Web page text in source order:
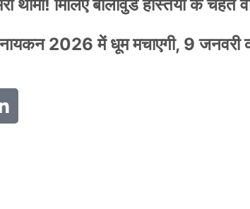
थामा! मिलिए बॉलीवुड हस्तियों के चहेते
2026 में धूम मचाएगी, 9 जनवरी